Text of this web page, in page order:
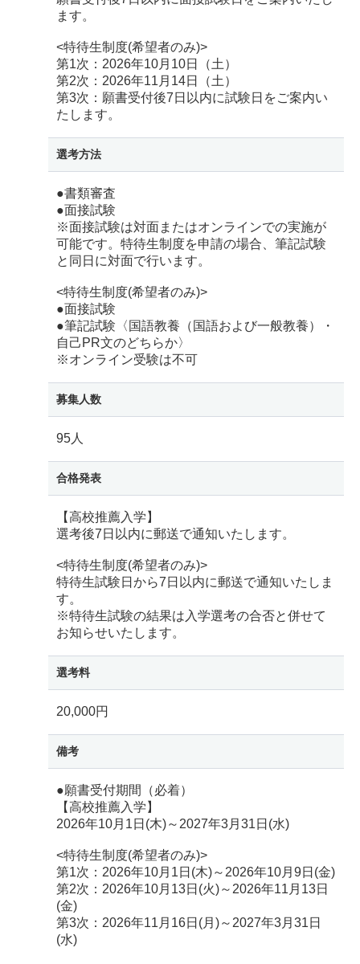
ます。
<特待生制度(希望者のみ)>
第1次：2026年10月10日（土）
第2次：2026年11月14日（土）
第3次：願書受付後7日以内に試験日をご案内い
たします。
選考方法
●書類審査
●面接試験
※面接試験は対面またはオンラインでの実施が
可能です。特待生制度を申請の場合、筆記試験
と同日に対面で行います。
<特待生制度(希望者のみ)>
●面接試験
●筆記試験〈国語教養（国語および一般教養）・
自己PR文のどちらか〉
※オンライン受験は不可
募集人数
95人
合格発表
【高校推薦入学】
選考後7日以内に郵送で通知いたします。
<特待生制度(希望者のみ)>
特待生試験日から7日以内に郵送で通知いたしま
す。
※特待生試験の結果は入学選考の合否と併せて
お知らせいたします。
選考料
20,000円
備考
●願書受付期間（必着）
【高校推薦入学】
2026年10月1日(木)～2027年3月31日(水)
<特待生制度(希望者のみ)>
第1次：2026年10月1日(木)～2026年10月9日(金)
第2次：2026年10月13日(火)～2026年11月13日
(金)
第3次：2026年11月16日(月)～2027年3月31日
(水)